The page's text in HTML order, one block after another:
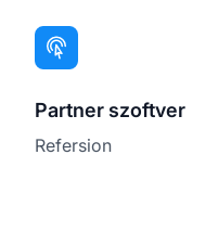
Partner szoftver
Refersion